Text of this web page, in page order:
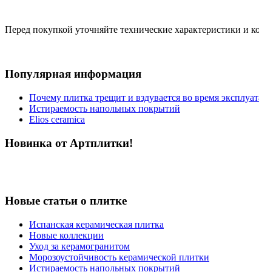
Перед покупкой уточняйте технические характеристики и
Популярная информация
Почему плитка трещит и вздувается во время
Истираемость напольных покрытий
Elios ceramica
Новинка от Артплитки!
Новые статьи о плитке
Испанская керамическая плитка
Новые коллекции
Уход за керамогранитом
Морозоустойчивость керамической плитки
Истираемость напольных покрытий